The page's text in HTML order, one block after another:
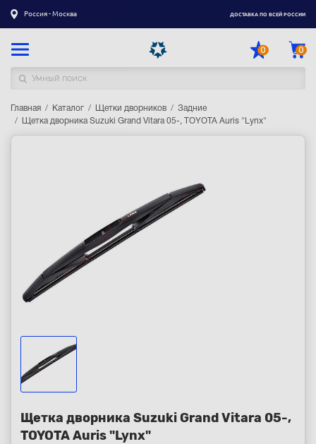
Россия - Москва ДОСТАВКА ПО ВСЕЙ РОССИИ
0 0
Каталог товаров
Акции
Республика Коми - Сыктывкар
+7 (800) 250-15-01
Главная Каталог Щетки дворников
Задние
Щетка дворника Suzuki Grand Vitara 05-, TOYOTA Auris "Lynx"
Щетка дворника Suzuki Grand Vitara 05-,
TOYOTA Auris "Lynx"